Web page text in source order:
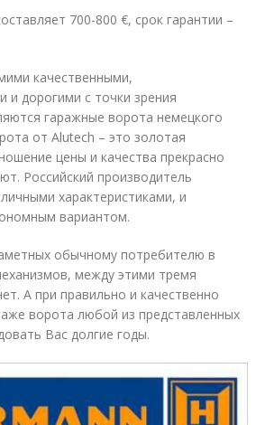
700-800 €, срок гарантии –
качественными,
и дорогими с точки зрения
гаражные ворота немецкого
от Alutech – это золотая
цены и качества прекрасно
Российский производитель
характеристиками, и
вариантом.
обычному потребителю в
между этими тремя
А при правильно и качественно
ворота любой из представленных
Вас долгие годы.